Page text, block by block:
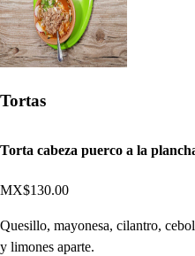
Tortas
Torta cabeza puerco a la
MX$130.00
Quesillo, mayonesa, cilantro,
y limones aparte.